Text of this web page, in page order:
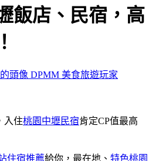
飯店、民宿，高
DPMM 美食旅遊玩家
入住桃園中壢民宿肯定CP值最高
住宿推薦給你，最在地、 特色桃園